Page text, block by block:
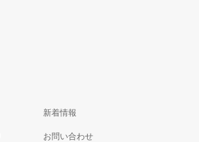
新着情報
お問い合わせ